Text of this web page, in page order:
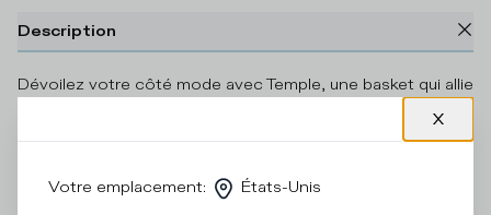
Description
Dévoilez votre côté mode avec Temple, une basket qui allie
minimalisme citadin. La tige total black est complétée par
un col contrasté à logo imprimé, une doublure intérieure en
en caoutchouc ultra-léger aux finitions à la main. Coupe
Votre emplacement: États-Unis